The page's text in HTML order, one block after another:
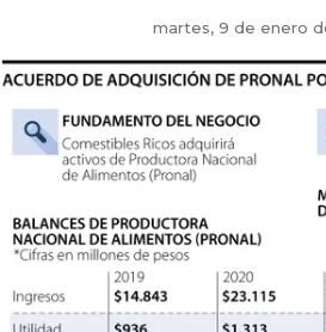
martes, 9 de enero